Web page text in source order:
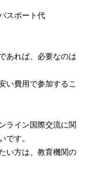
スポート代
あれば、必要なのは
い費用で参加するこ
ライン国際交流に関
です。
い方は、教育機関の